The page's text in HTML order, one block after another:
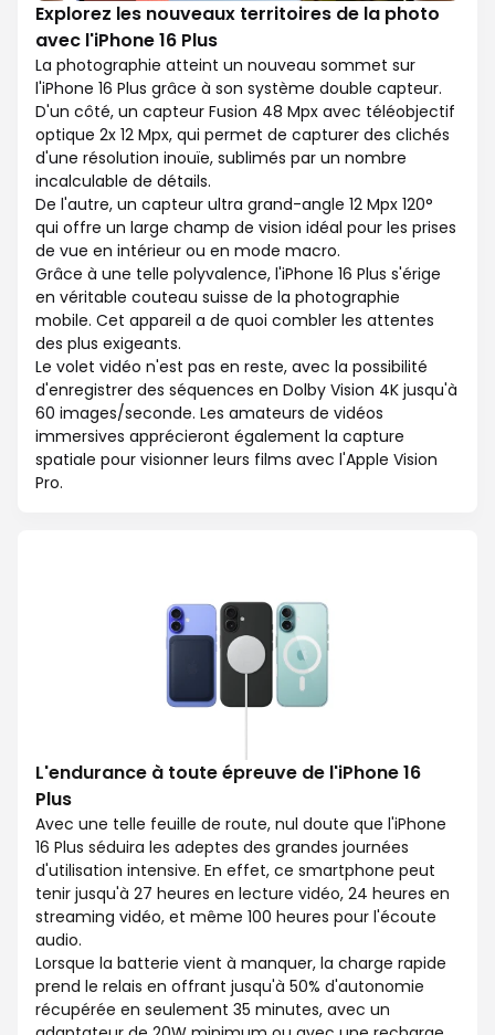
Explorez les nouveaux territoires de la photo
avec l'iPhone 16 Plus
La photographie atteint un nouveau sommet sur
l'iPhone 16 Plus grâce à son système double capteur.
D'un côté, un capteur Fusion 48 Mpx avec téléobjectif
optique 2x 12 Mpx, qui permet de capturer des clichés
d'une résolution inouïe, sublimés par un nombre
incalculable de détails.
De l'autre, un capteur ultra grand-angle 12 Mpx 120°
qui offre un large champ de vision idéal pour les prises
de vue en intérieur ou en mode macro.
Grâce à une telle polyvalence, l'iPhone 16 Plus s'érige
en véritable couteau suisse de la photographie
mobile. Cet appareil a de quoi combler les attentes
des plus exigeants.
Le volet vidéo n'est pas en reste, avec la possibilité
d'enregistrer des séquences en Dolby Vision 4K jusqu'à
60 images/seconde. Les amateurs de vidéos
immersives apprécieront également la capture
spatiale pour visionner leurs films avec l'Apple Vision
Pro.
L'endurance à toute épreuve de l'iPhone 16
Plus
Avec une telle feuille de route, nul doute que l'iPhone
16 Plus séduira les adeptes des grandes journées
d'utilisation intensive. En effet, ce smartphone peut
tenir jusqu'à 27 heures en lecture vidéo, 24 heures en
streaming vidéo, et même 100 heures pour l'écoute
audio.
Lorsque la batterie vient à manquer, la charge rapide
prend le relais en offrant jusqu'à 50% d'autonomie
récupérée en seulement 35 minutes, avec un